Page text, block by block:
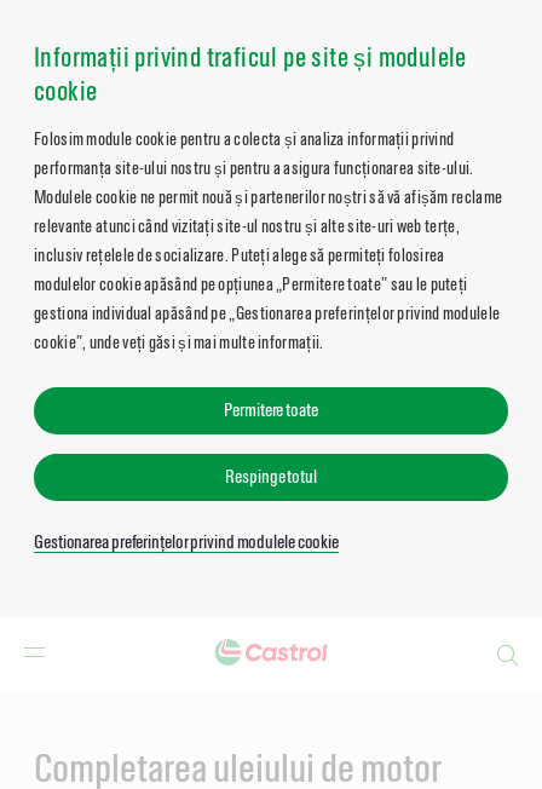
Informații privind traficul pe site și modulele
cookie
Folosim module cookie pentru a colecta și analiza informații privind
performanța site-ului nostru și pentru a asigura funcționarea site-ului.
Modulele cookie ne permit nouă și partenerilor noștri să vă afișăm reclame
relevante atunci când vizitați site-ul nostru și alte site-uri web terțe,
inclusiv rețelele de socializare. Puteți alege să permiteți folosirea
modulelor cookie apăsând pe opțiunea „Permitere toate” sau le puteți
gestiona individual apăsând pe „Gestionarea preferințelor privind modulele
cookie”, unde veți găsi și mai multe informații.
Permitere toate
Respinge totul
Gestionarea preferințelor privind modulele cookie
Completarea uleiului de motor